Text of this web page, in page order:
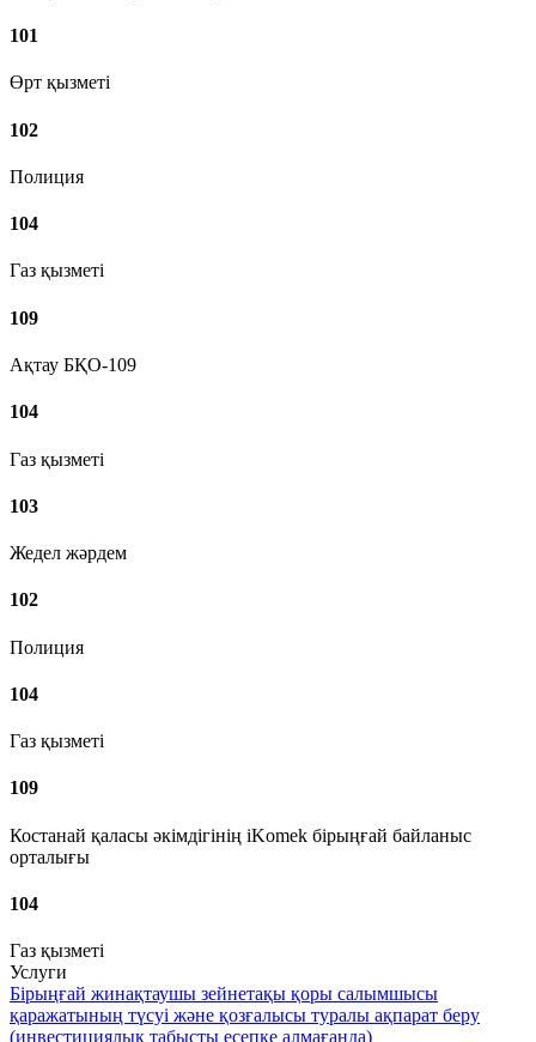
101
Өрт қызметі
102
Полиция
104
Газ қызметі
109
Ақтау БҚО-109
104
Газ қызметі
103
Жедел жәрдем
102
Полиция
104
Газ қызметі
109
Костанай қаласы әкімдігінің iKomek бірыңғай байланыс
орталығы
104
Газ қызметі
Услуги
Бірыңғай жинақтаушы зейнетақы қоры салымшысы
қаражатының түсуі және қозғалысы туралы ақпарат беру
(инвестициялық табысты есепке алмағанда)